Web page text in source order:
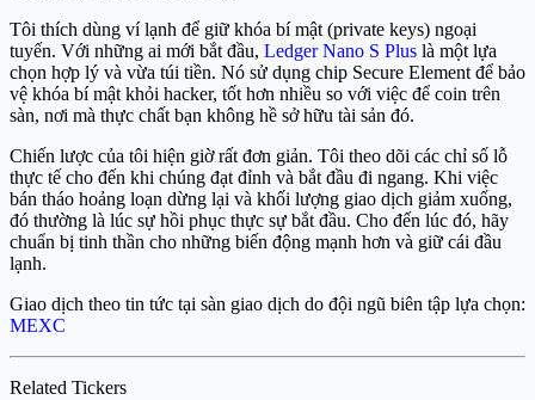
Tôi thích dùng ví lạnh để giữ khóa bí mật (private keys) ngoại
tuyến. Với những ai mới bắt đầu, Ledger Nano S Plus là một lựa
chọn hợp lý và vừa túi tiền. Nó sử dụng chip Secure Element để bảo
vệ khóa bí mật khỏi hacker, tốt hơn nhiều so với việc để coin trên
sàn, nơi mà thực chất bạn không hề sở hữu tài sản đó.
Chiến lược của tôi hiện giờ rất đơn giản. Tôi theo dõi các chỉ số lỗ
thực tế cho đến khi chúng đạt đỉnh và bắt đầu đi ngang. Khi việc
bán tháo hoảng loạn dừng lại và khối lượng giao dịch giảm xuống,
đó thường là lúc sự hồi phục thực sự bắt đầu. Cho đến lúc đó, hãy
chuẩn bị tinh thần cho những biến động mạnh hơn và giữ cái đầu
lạnh.
Giao dịch theo tin tức tại sàn giao dịch do đội ngũ biên tập lựa chọn:
MEXC
Related Tickers